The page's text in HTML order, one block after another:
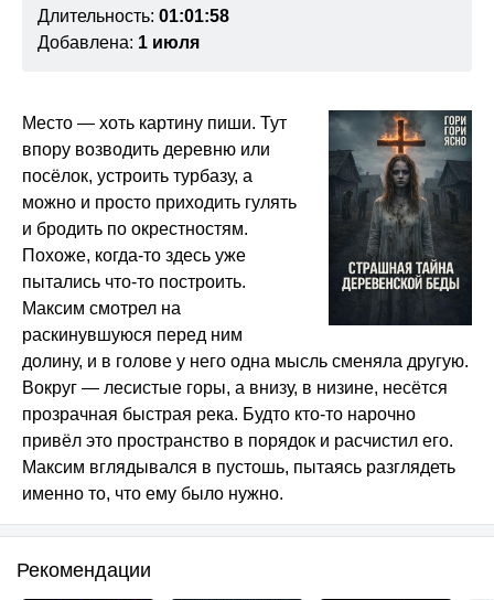
Длительность: 01:01:58
Добавлена: 1 июля
Место — хоть картину пиши. Тут
впору возводить деревню или
посёлок, устроить турбазу, а
можно и просто приходить гулять
и бродить по окрестностям.
Похоже, когда-то здесь уже
пытались что-то построить.
Максим смотрел на
раскинувшуюся перед ним
долину, и в голове у него одна мысль сменяла другую.
Вокруг — лесистые горы, а внизу, в низине, несётся
прозрачная быстрая река. Будто кто-то нарочно
привёл это пространство в порядок и расчистил его.
Максим вглядывался в пустошь, пытаясь разглядеть
именно то, что ему было нужно.
Рекомендации